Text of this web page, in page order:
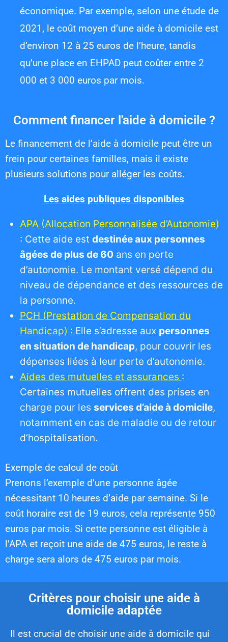
économique. Par exemple, selon une étude de
2021, le coût moyen d’une aide à domicile est
d’environ 12 à 25 euros de l’heure, tandis
qu’une place en EHPAD peut coûter entre 2
000 et 3 000 euros par mois.
Comment financer l'aide à domicile ?
Le financement de l’aide à domicile peut être un
frein pour certaines familles, mais il existe
plusieurs solutions pour alléger les coûts.
Les aides publiques disponibles
APA (Allocation Personnalisée d’Autonomie)
: Cette aide est destinée aux personnes
âgées de plus de 60 ans en perte
d’autonomie. Le montant versé dépend du
niveau de dépendance et des ressources de
la personne.
PCH (Prestation de Compensation du
Handicap) : Elle s’adresse aux personnes
en situation de handicap, pour couvrir les
dépenses liées à leur perte d’autonomie.
Aides des mutuelles et assurances :
Certaines mutuelles offrent des prises en
charge pour les services d’aide à domicile,
notamment en cas de maladie ou de retour
d’hospitalisation.
Exemple de calcul de coût
Prenons l’exemple d’une personne âgée
nécessitant 10 heures d’aide par semaine. Si le
coût horaire est de 19 euros, cela représente 950
euros par mois. Si cette personne est éligible à
l’APA et reçoit une aide de 475 euros, le reste à
charge sera alors de 475 euros par mois.
Critères pour choisir une aide à
domicile adaptée
Il est crucial de choisir une aide à domicile qui